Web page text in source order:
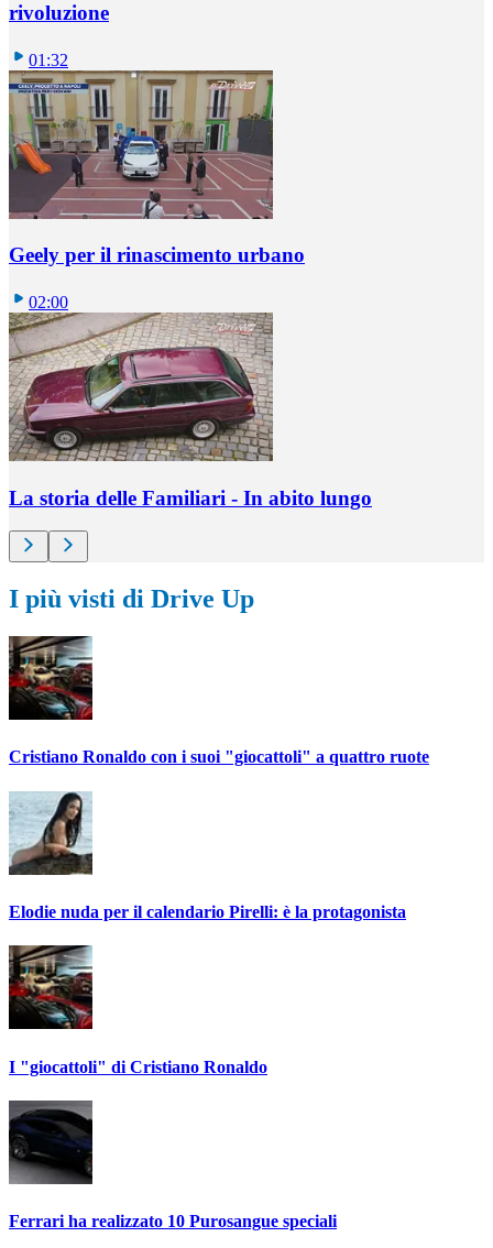
rivoluzione
01:32
Geely per il rinascimento urbano
02:00
La storia delle Familiari - In abito lungo
I più visti di Drive Up
Cristiano Ronaldo con i suoi "giocattoli" a quattro ruote
Elodie nuda per il calendario Pirelli: è la protagonista
I "giocattoli" di Cristiano Ronaldo
Ferrari ha realizzato 10 Purosangue speciali